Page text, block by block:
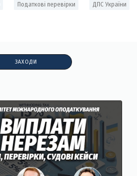
Податкові перевірки
ДПС України
ЗАХОДИ